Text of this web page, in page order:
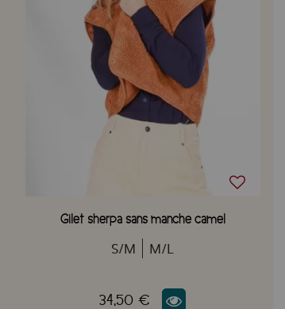
Gilet sherpa sans manche camel
S/M M/L
34,50 €